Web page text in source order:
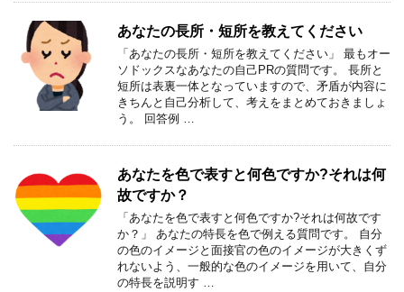
あなたの長所・短所を教えてください
「あなたの長所・短所を教えてください」 最もオー
ソドックスなあなたの自己PRの質問です。 長所と
短所は表裏一体となっていますので、矛盾が内容に
きちんと自己分析して、考えをまとめておきましょ
う。 回答例 …
あなたを色で表すと何色ですか?それは何
故ですか？
「あなたを色で表すと何色ですか?それは何故です
か？」 あなたの特長を色で例える質問です。 自分
の色のイメージと面接官の色のイメージが大きくず
れないよう、一般的な色のイメージを用いて、自分
の特長を説明す …